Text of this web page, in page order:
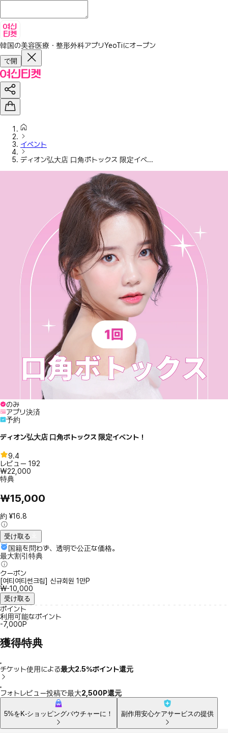
韓国の美容医療・整形外科アプリYeoTiにオープン
で開
イベント
ディオン弘大店 口角ボトックス 限定イベ...
のみ
アプリ決済
予約
ディオン弘大店 口角ボトックス 限定イベント！
9.4
レビュー 192
₩22,000
特典
₩15,000
約 ¥16.8
受け取る
国籍を問わず、透明で公正な価格。
最大割引特典
クーポン
[여티여티썬크림] 신규회원 1만P
₩-10,000
受け取る
ポイント
利用可能なポイント
-7,000P
獲得特典
チケット使用による最大2.5％ポイント還元
フォトレビュー投稿で最大2,500P還元
5%をK-ショッピングバウチャーに！ 副作用安心ケアサービスの提供